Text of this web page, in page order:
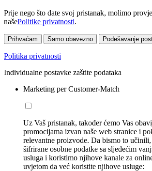
Prije nego što date svoj pristanak, molimo
našePolitike privatnosti.
Prihvaćam Samo obavezno Podešavanje
Politika privatnosti
Individualne postavke zaštite podataka
Marketing per Customer-Match
Uz Vaš pristanak, također ćemo Vas
promocijama izvan naše web stranice i
relevantne proizvode. Da bismo to učinili,
šifrirane osobne podatke sa sljedećim
usluga i koristimo njihove kanale za
uvjetom da već koristite njihove usluge: